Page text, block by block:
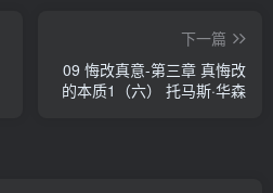
下一篇
09 悔改真意-第三章 真悔改
的本质1（六） 托马斯·华森